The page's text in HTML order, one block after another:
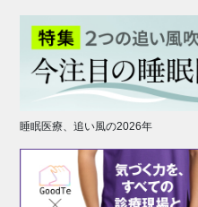
睡眠医療、追い風の2026年